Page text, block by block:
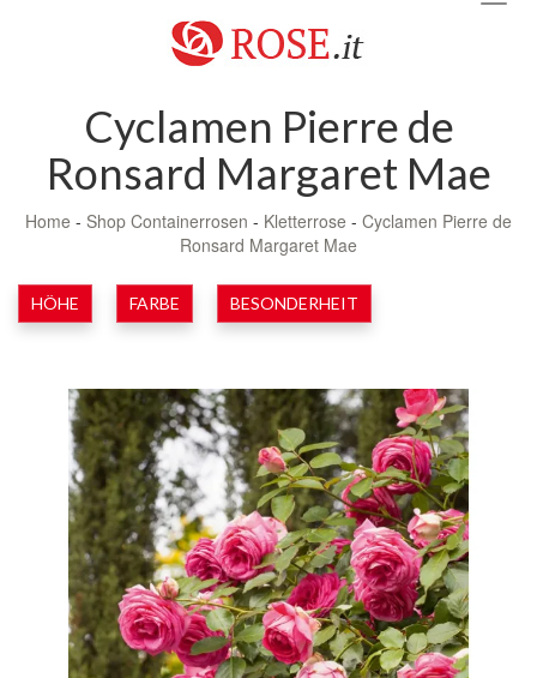
Cyclamen Pierre de
Ronsard Margaret Mae
Home - Shop Containerrosen - Kletterrose - Cyclamen Pierre de
Ronsard Margaret Mae
HÖHE FARBE BESONDERHEIT